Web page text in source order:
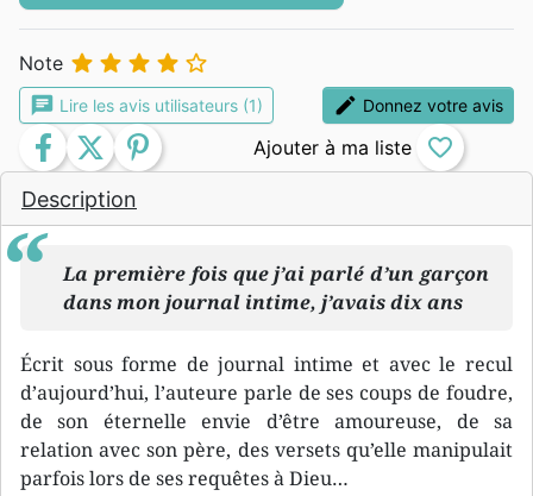
Description
La première fois que j’ai parlé d’un garçon
dans mon journal intime, j’avais dix ans
Écrit sous forme de journal intime et avec le recul
d’aujourd’hui, l’auteure parle de ses coups de foudre,
de son éternelle envie d’être amoureuse, de sa
relation avec son père, des versets qu’elle manipulait
parfois lors de ses requêtes à Dieu…
Note     
chat Lire les avis utilisateurs (1) edit Donnez votre avis
facebook twitter pinterest favorite_border